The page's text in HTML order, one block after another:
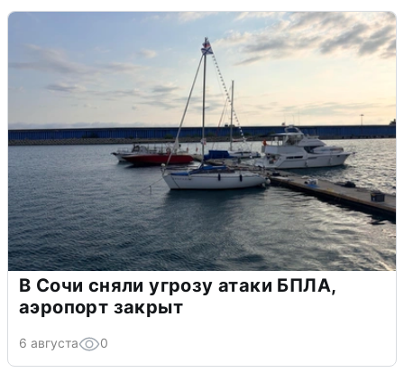
В Сочи сняли угрозу атаки БПЛА,
аэропорт закрыт
6 августа 0